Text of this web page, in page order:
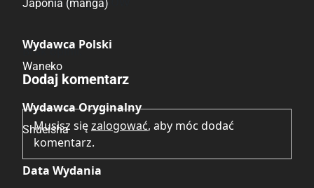
Japonia (manga)
Wydawca Polski
Waneko
Wydawca Oryginalny
Shueisha
Data Wydania
Brak opinii.
Dodaj komentarz
Musisz sięzalogować, aby móc dodać
komentarz.